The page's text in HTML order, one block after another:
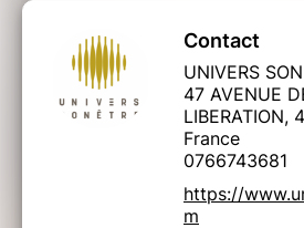
permettant de d'exprimer
Art Guerisseur/
Seul les personnes ayant
module peuvent accéder a
module.
Cette Formation en Soin &
(module 2) est sur 2 jours
Contact
UNIVERS
47 AVENUE
LIBERATION,
France
0766743681
https://
m